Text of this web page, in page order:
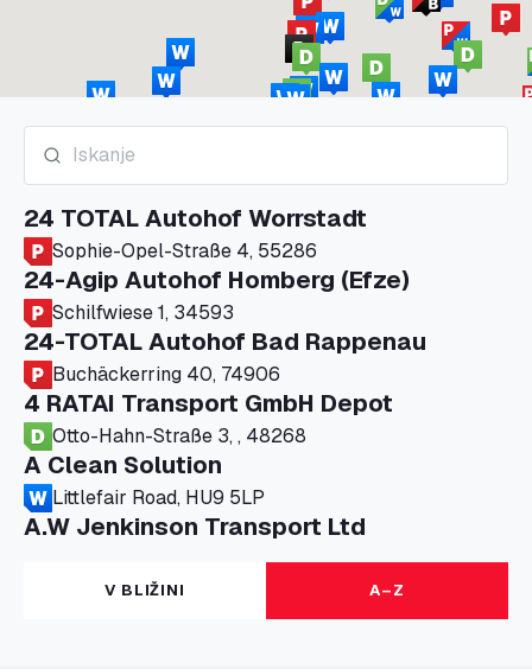
24 TOTAL Autohof Worrstadt
Sophie-Opel-Straße 4, 55286
24-Agip Autohof Homberg (Efze)
Schilfwiese 1, 34593
24-TOTAL Autohof Bad Rappenau
Buchäckerring 40, 74906
4 RATAI Transport GmbH Depot
Otto-Hahn-Straße 3, , 48268
A Clean Solution
Littlefair Road, HU9 5LP
A.W Jenkinson Transport Ltd
Progress House, ME11 5GA
A+G Nettetal - Depot Parking
Am Panneschopp 7, 41334
V BLIŽINI A–Z